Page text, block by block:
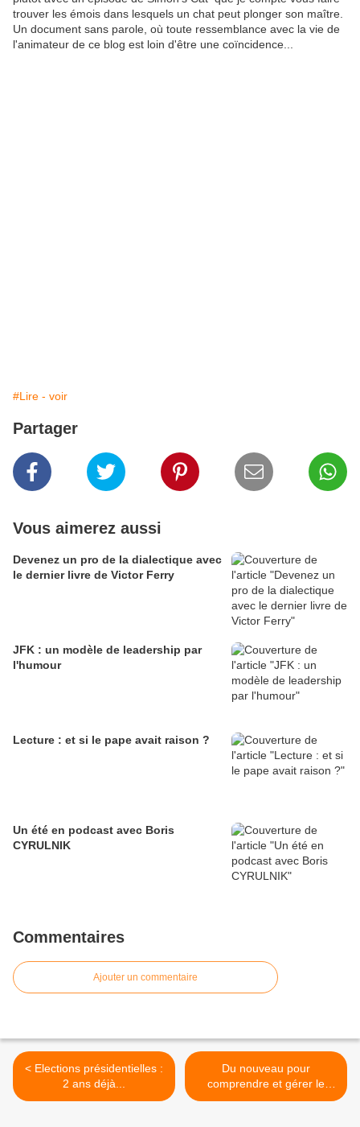
trouver les émois dans lesquels un chat peut plonger son maître.
Un document sans parole, où toute ressemblance avec la vie de
l'animateur de ce blog est loin d'être une coïncidence...
#Lire - voir
Partager
Vous aimerez aussi
Devenez un pro de la dialectique avec
le dernier livre de Victor Ferry
JFK : un modèle de leadership par
l'humour
Lecture : et si le pape avait raison ?
Un été en podcast avec Boris
CYRULNIK
Commentaires
Ajouter un commentaire
< Elections présidentielles :
2 ans déjà...
Du nouveau pour
comprendre et gérer le
stress >